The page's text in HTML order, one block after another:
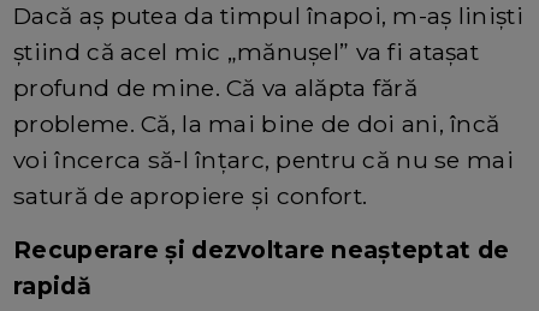
Dacă aș putea da timpul înapoi, m-aș liniști
știind că acel mic „mănușel” va fi atașat
profund de mine. Că va alăpta fără
probleme. Că, la mai bine de doi ani, încă
voi încerca să-l înțarc, pentru că nu se mai
satură de apropiere și confort.
Recuperare și dezvoltare neașteptat de
rapidă